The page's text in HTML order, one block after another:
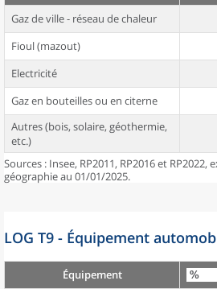
Gaz de ville - réseau de chaleur
Fioul (mazout)
Electricité
Gaz en bouteilles ou en citerne
Autres (bois, solaire, géothermie,
etc.)
Sources : Insee, RP2011, RP2016 et
géographie au 01/01/2025.
LOG T9 - Équipement
Équipement